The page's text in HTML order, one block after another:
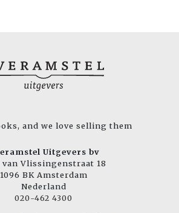
and we love selling them
Uitgevers bv
van Vlissingenstraat 18
1096 BK Amsterdam
Nederland
020-462 4300